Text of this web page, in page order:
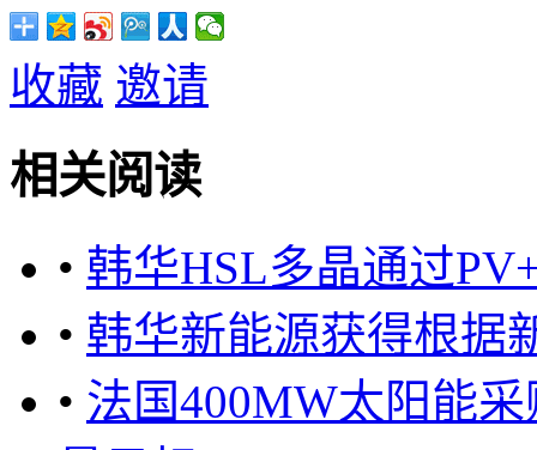
收藏 邀请
相关阅读
• 韩华HSL多晶通过
• 韩华新能源获得根据
• 法国400MW太阳能